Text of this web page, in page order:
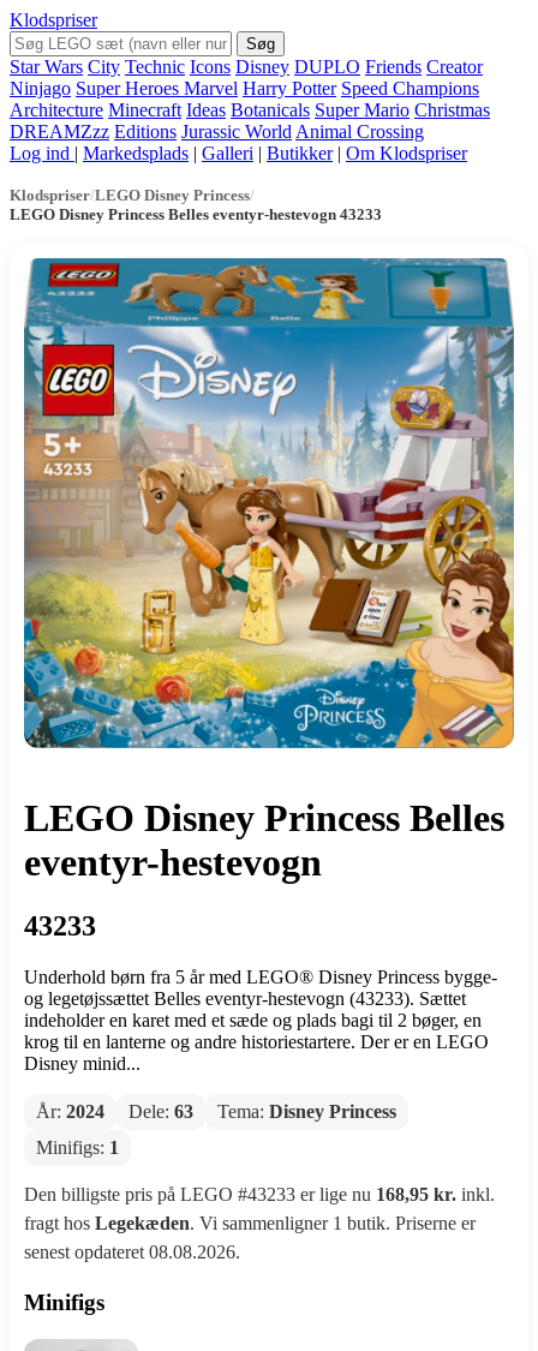
Klodspriser
Søg
Star Wars City Technic Icons Disney DUPLO Friends Creator
Ninjago Super Heroes Marvel Harry Potter Speed Champions
Architecture Minecraft Ideas Botanicals Super Mario Christmas
DREAMZzz Editions Jurassic World Animal Crossing
Log ind | Markedsplads | Galleri | Butikker | Om Klodspriser
Klodspriser/LEGO Disney Princess/
LEGO Disney Princess Belles eventyr-hestevogn 43233
LEGO Disney Princess Belles
eventyr-hestevogn
43233
Underhold børn fra 5 år med LEGO® Disney Princess bygge-
og legetøjssættet Belles eventyr-hestevogn (43233). Sættet
indeholder en karet med et sæde og plads bagi til 2 bøger, en
krog til en lanterne og andre historiestartere. Der er en LEGO
Disney minid...
År: 2024 Dele: 63 Tema: Disney Princess
Minifigs: 1
Den billigste pris på LEGO #43233 er lige nu 168,95 kr. inkl.
fragt hos Legekæden. Vi sammenligner 1 butik. Priserne er
senest opdateret 08.08.2026.
Minifigs